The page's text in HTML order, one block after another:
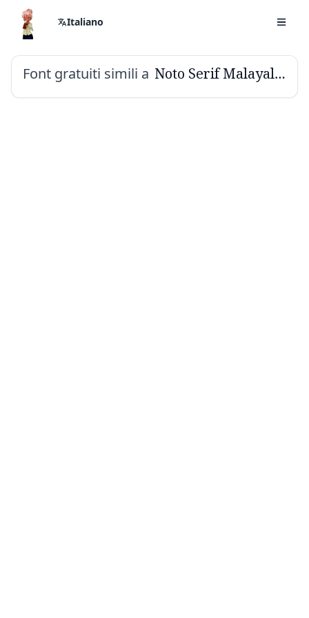
Italiano
Font gratuiti simili a Noto Serif Malayalam